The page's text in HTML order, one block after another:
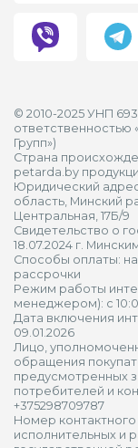
© 2010-2025 УНП
ответственностью
Групп»)
Страна
petarda.by
Юридический
область, Минский
Центральная, 17Б/9
Свидетельство о
18.07.2024 г.
Способы оплаты:
рассрочки
Режим работы
менеджером): с
Дата включения
09.01.2026
Лицо,
обращения
предусмотренных
потребителей и
+375298709787
Номер
исполнительных и